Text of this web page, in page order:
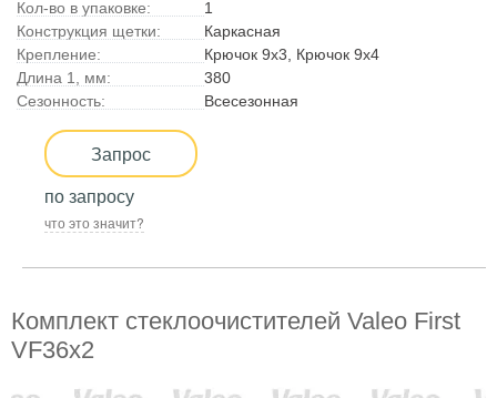
Кол-во в упаковке:
1
Конструкция щетки:
Каркасная
Крепление:
Крючок 9x3, Крючок 9x4
Длина 1, мм:
380
Сезонность:
Всесезонная
Запрос
по запросу
что это значит?
Комплект стеклоочистителей Valeo First
VF36x2